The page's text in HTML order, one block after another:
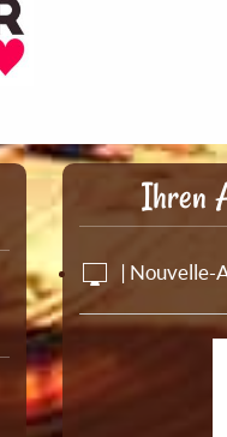
Ihren
| Nouvelle-